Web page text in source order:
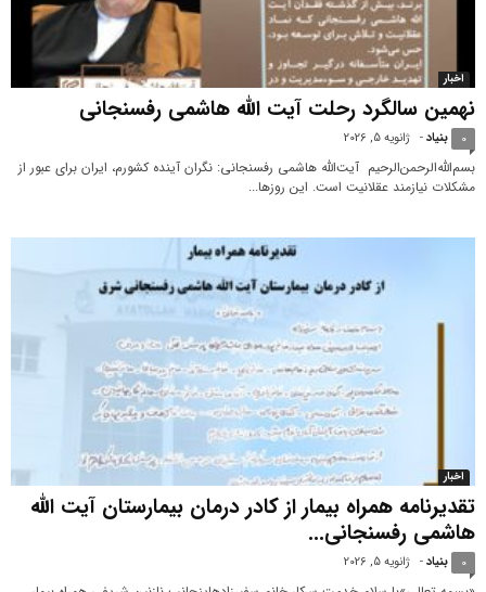
اخبار
نهمین سالگرد رحلت آیت الله هاشمی رفسنجانی
بنیاد- ژانویه 5, 2026 0
بسم‌الله‌الرحمن‌الرحیم آیت‌الله هاشمی رفسنجانی: نگران آینده کشورم، ایران برای عبور از
مشکلات نیازمند عقلانیت است. این روزها...
اخبار
تقدیرنامه همراه بیمار از کادر درمان بیمارستان آیت الله
هاشمی رفسنجانی...
بنیاد- ژانویه 5, 2026 0